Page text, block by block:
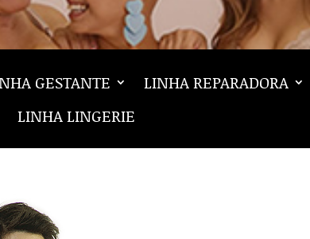
GESTANTE
LINHA REPARADORA
LINHA LINGERIE